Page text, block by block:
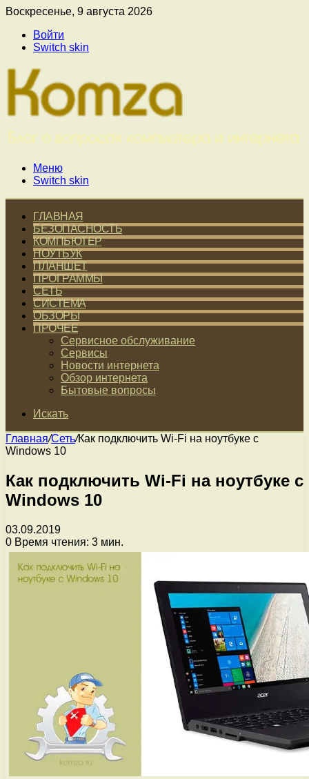
Воскресенье, 9 августа 2026
Войти
Switch skin
Меню
Switch skin
ГЛАВНАЯ
БЕЗОПАСНОСТЬ
КОМПЬЮТЕР
НОУТБУК
ПЛАНШЕТ
ПРОГРАММЫ
СЕТЬ
СИСТЕМА
ОБЗОРЫ
ПРОЧЕЕ
Сервисное обслуживание
Сервисы
Новости интернета
Обзор интернета
Бытовые вопросы
Искать
Главная/Сеть/Как подключить Wi-Fi на ноутбуке с
Windows 10
Как подключить Wi-Fi на ноутбуке с
Windows 10
03.09.2019
0 Время чтения: 3 мин.